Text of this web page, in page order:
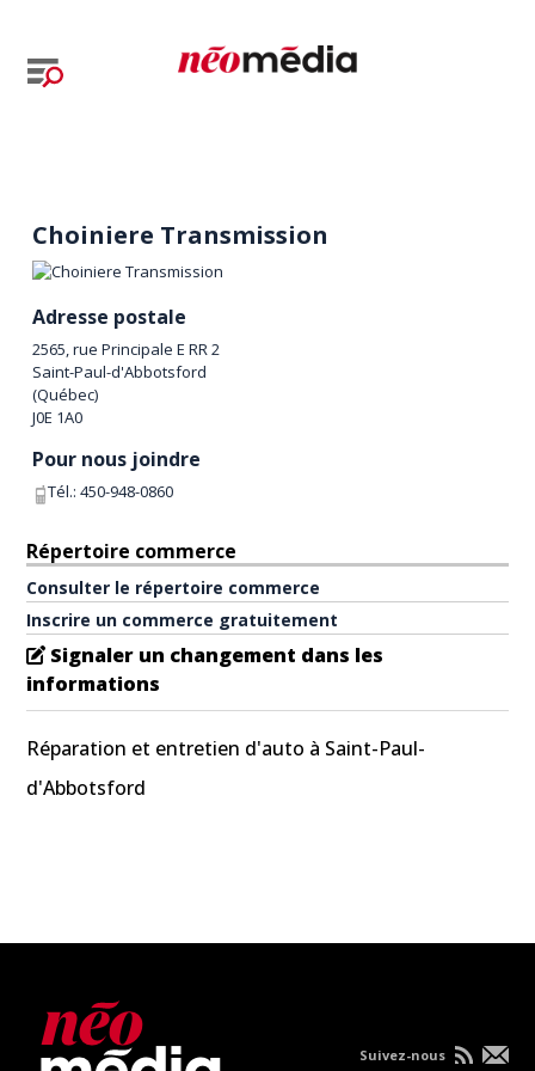
Choiniere Transmission
Adresse postale
2565, rue Principale E RR 2
Saint-Paul-d'Abbotsford
(Québec)
J0E 1A0
Pour nous joindre
Tél.:450-948-0860
Répertoire commerce
Consulter le répertoire commerce
Inscrire un commerce gratuitement
Signaler un changement dans les
informations
Réparation et entretien d'auto à Saint-Paul-
d'Abbotsford
Suivez-nous